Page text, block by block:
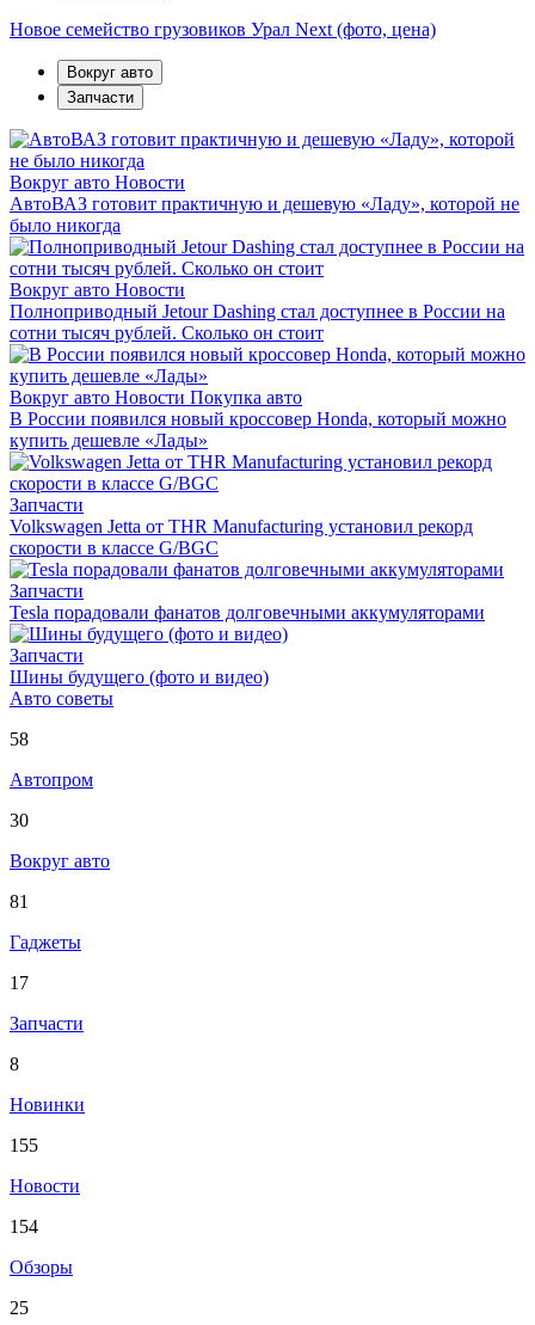
Новое семейство грузовиков Урал Next (фото, цена)
Вокруг авто
Запчасти
Вокруг авто Новости
АвтоВАЗ готовит практичную и дешевую «Ладу», которой не
было никогда
Вокруг авто Новости
Полноприводный Jetour Dashing стал доступнее в России на
сотни тысяч рублей. Сколько он стоит
Вокруг авто Новости Покупка авто
В России появился новый кроссовер Honda, который можно
купить дешевле «Лады»
Запчасти
Volkswagen Jetta от THR Manufacturing установил рекорд
скорости в классе G/BGC
Запчасти
Tesla порадовали фанатов долговечными аккумуляторами
Запчасти
Шины будущего (фото и видео)
Авто советы
58
Автопром
30
Вокруг авто
81
Гаджеты
17
Запчасти
8
Новинки
155
Новости
154
Обзоры
25